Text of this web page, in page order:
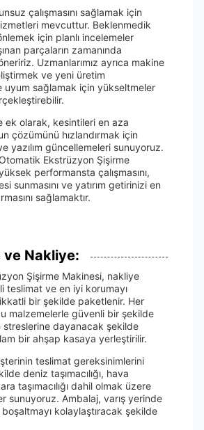
çalışmasını sağlamak için
mevcuttur. Beklenmedik
için planlı incelemeler
parçaların zamanında
Uzmanlarımız ayrıca makine
ve yeni üretim
uyum sağlamak için yükseltmeler
ek olarak, kesintileri en aza
çözümünü hızlandırmak için
yazılım güncellemeleri sunuyoruz.
Ekstrüzyon Şişirme
performansta çalışmasını,
sunmasını ve yatırım getirinizi en
sağlamaktır.
ve Nakliye:
Şişirme Makinesi, nakliye
teslimat ve en iyi korumayı
bir şekilde paketlenir. Her
malzemelerle güvenli bir şekilde
streslerine dayanacak şekilde
bir ahşap kasaya yerleştirilir.
teslimat gereksinimlerini
deniz taşımacılığı, hava
taşımacılığı dahil olmak üzere
sunuyoruz. Ambalaj, varış yerinde
kolaylaştıracak şekilde